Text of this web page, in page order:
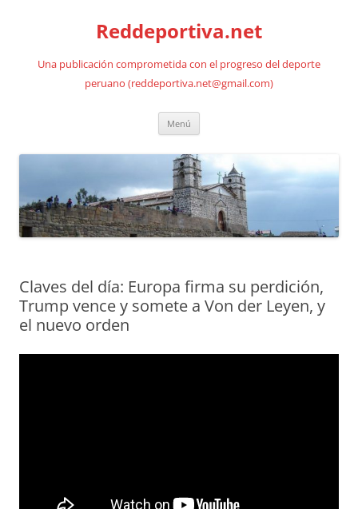
Reddeportiva.net
Una publicación comprometida con el progreso del deporte
peruano (reddeportiva.net@gmail.com)
Menú
Claves del día: Europa firma su perdición,
Trump vence y somete a Von der Leyen, y
el nuevo orden